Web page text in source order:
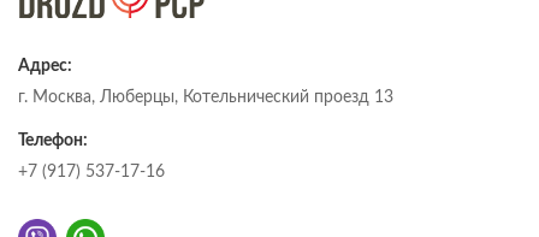
Адрес:
г. Москва, Люберцы, Котельнический проезд 13
Телефон:
+7 (917) 537-17-16